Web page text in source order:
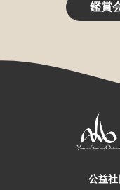
鑑賞
公益